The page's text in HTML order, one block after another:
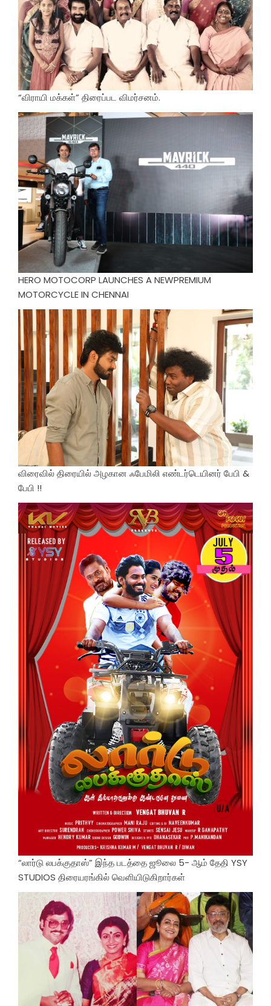
“விராயி மக்கள்” திரைப்பட விமர்சனம்.
HERO MOTOCORP LAUNCHES A NEWPREMIUM
MOTORCYCLE IN CHENNAI
விரைவில் திரையில் அழகான ஃபேமிலி எண்டர்டெயினர் பேபி &
பேபி !!
“லார்டு லபக்குதாஸ்” இந்த படத்தை ஜூலை 5- ஆம் தேதி YSY
STUDIOS திரையரங்கில் வெளியிடுகிறார்கள்